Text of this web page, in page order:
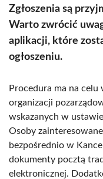
Zgłoszenia są
Warto zwrócić
aplikacji, które
ogłoszeniu.
Procedura ma na
organizacji
wskazanych w
Osoby zainteresowane
bezpośrednio w
dokumenty pocztą
elektronicznej.